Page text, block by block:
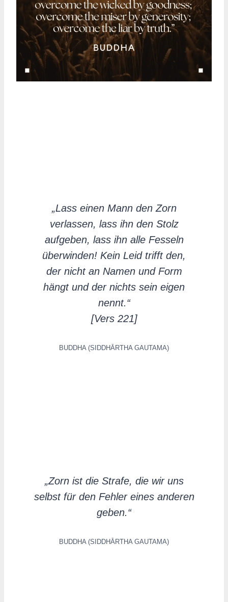
„Lass einen Mann den Zorn
verlassen, lass ihn den Stolz
aufgeben, lass ihn alle Fesseln
überwinden! Kein Leid trifft den,
der nicht an Namen und Form
hängt und der nichts sein eigen
nennt.“
[Vers 221]
BUDDHA (SIDDHĀRTHA GAUTAMA)
„Zorn ist die Strafe, die wir uns
selbst für den Fehler eines anderen
geben.“
BUDDHA (SIDDHĀRTHA GAUTAMA)